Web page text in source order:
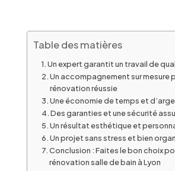
Table des matières
Un expert garantit un travail de
Un accompagnement sur mesure
rénovation réussie
Une économie de temps et
Des garanties et une sécurité
Un résultat esthétique et
Un projet sans stress et bien
Conclusion : Faites le bon choix
rénovation salle de bain à Lyon